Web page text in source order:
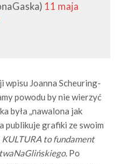
11 maja
wpisu Joanna Scheuring-
powodu by nie wierzyć
była „nawalona jak
publikuje grafiki ze swoim
KULTURA to fundament
Po